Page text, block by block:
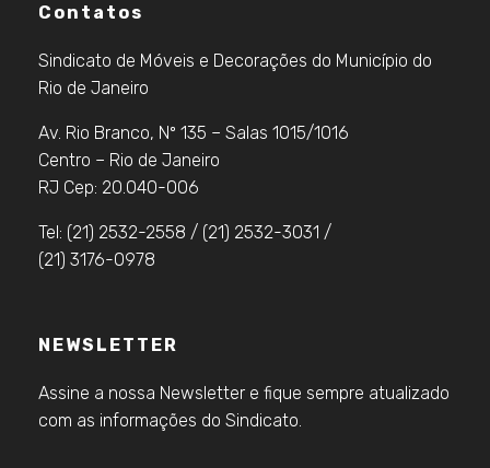
Contatos
Sindicato de Móveis e Decorações do Município do
Rio de Janeiro
Av. Rio Branco, Nº 135 – Salas 1015/1016
Centro – Rio de Janeiro
RJ Cep: 20.040-006
Tel: (21) 2532-2558 / (21) 2532-3031 /
(21) 3176-0978
NEWSLETTER
Assine a nossa Newsletter e fique sempre atualizado
com as informações do Sindicato.